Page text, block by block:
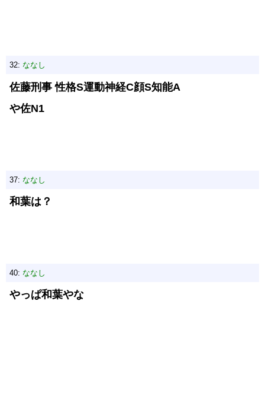
32: ななし
佐藤刑事 性格S運動神経C顔S知能A
や佐N1
37: ななし
和葉は？
40: ななし
やっぱ和葉やな